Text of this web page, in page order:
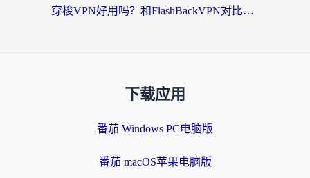
穿梭VPN好用吗？和FlashBackVPN对比哪个回国效果更好？海外党亲测3款加速器+避坑指南
下载应用
番茄 Windows PC电脑版
番茄 macOS苹果电脑版